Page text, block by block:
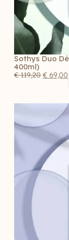
Sothys Duo
400ml)
€119,20 € 69,00